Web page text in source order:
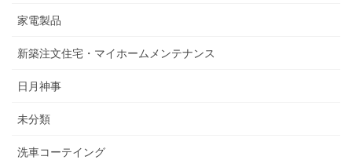
家電製品
新築注文住宅・マイホームメンテナンス
日月神事
未分類
洗車コーテイング